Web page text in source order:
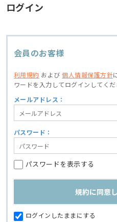
ログイン
会員のお客様
利用規約 および個人情報保護方針
ワードを入力してログインしてくだ
メールアドレス：
パスワード：
パスワードを表示する
ログインしたままにする